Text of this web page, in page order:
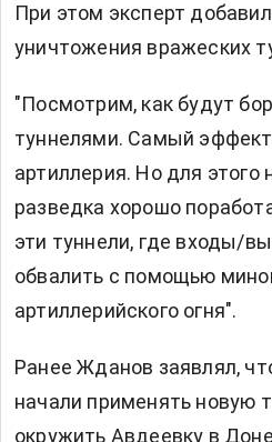
При этом эксперт
уничтожения вражеских
"Посмотрим, как будут
туннелями. Самый
артиллерия. Но для этого
разведка хорошо
эти туннели, где входы/
обвалить с помощью
артиллерийского огня".
Ранее Жданов заявлял,
начали применять новую
окружить Авдеевку в